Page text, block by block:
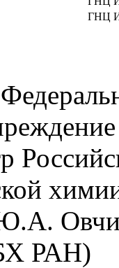
ГНЦ
РАН)